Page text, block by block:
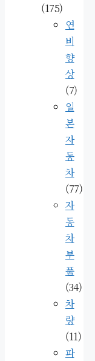
(175)
연
비
향
상
(7)
일
본
자
동
차
(77)
자
동
차
부
품
(34)
차
량
(11)
파